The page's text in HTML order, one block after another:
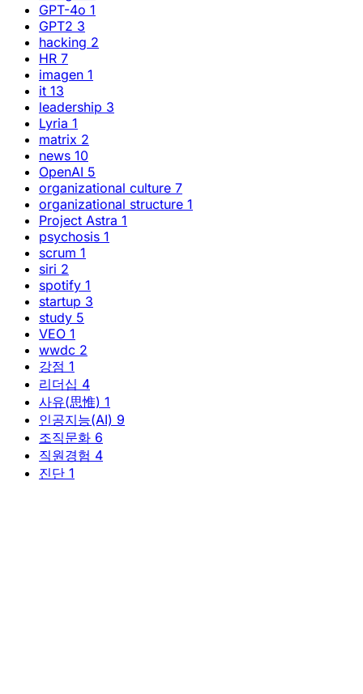
GPT-4o 1
GPT2 3
hacking 2
HR 7
imagen 1
it 13
leadership 3
Lyria 1
matrix 2
news 10
OpenAI 5
organizational culture 7
organizational structure 1
Project Astra 1
psychosis 1
scrum 1
siri 2
spotify 1
startup 3
study 5
VEO 1
wwdc 2
강점 1
리더십 4
사유(思惟) 1
인공지능(AI) 9
조직문화 6
직원경험 4
진단 1